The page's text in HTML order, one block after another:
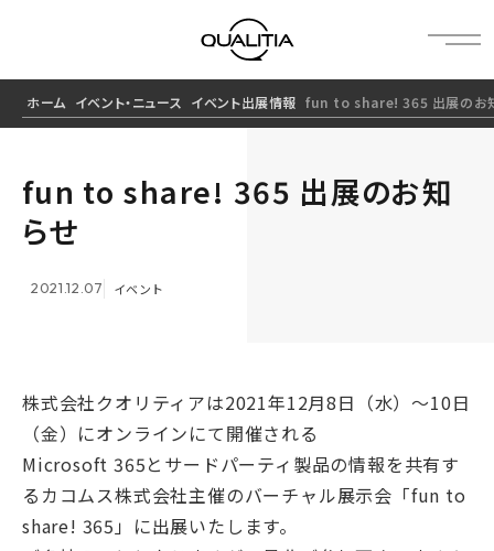
ホーム イベント・ニュース イベント出展情報 fun to share! 365 出展のお
fun to share! 365 出展のお知
らせ
2021.12.07 イベント
株式会社クオリティアは2021年12月8日（水）〜10日
（金）にオンラインにて開催される
Microsoft 365とサードパーティ製品の情報を共有す
るカコムス株式会社主催のバーチャル展示会「fun to
share! 365」に出展いたします。